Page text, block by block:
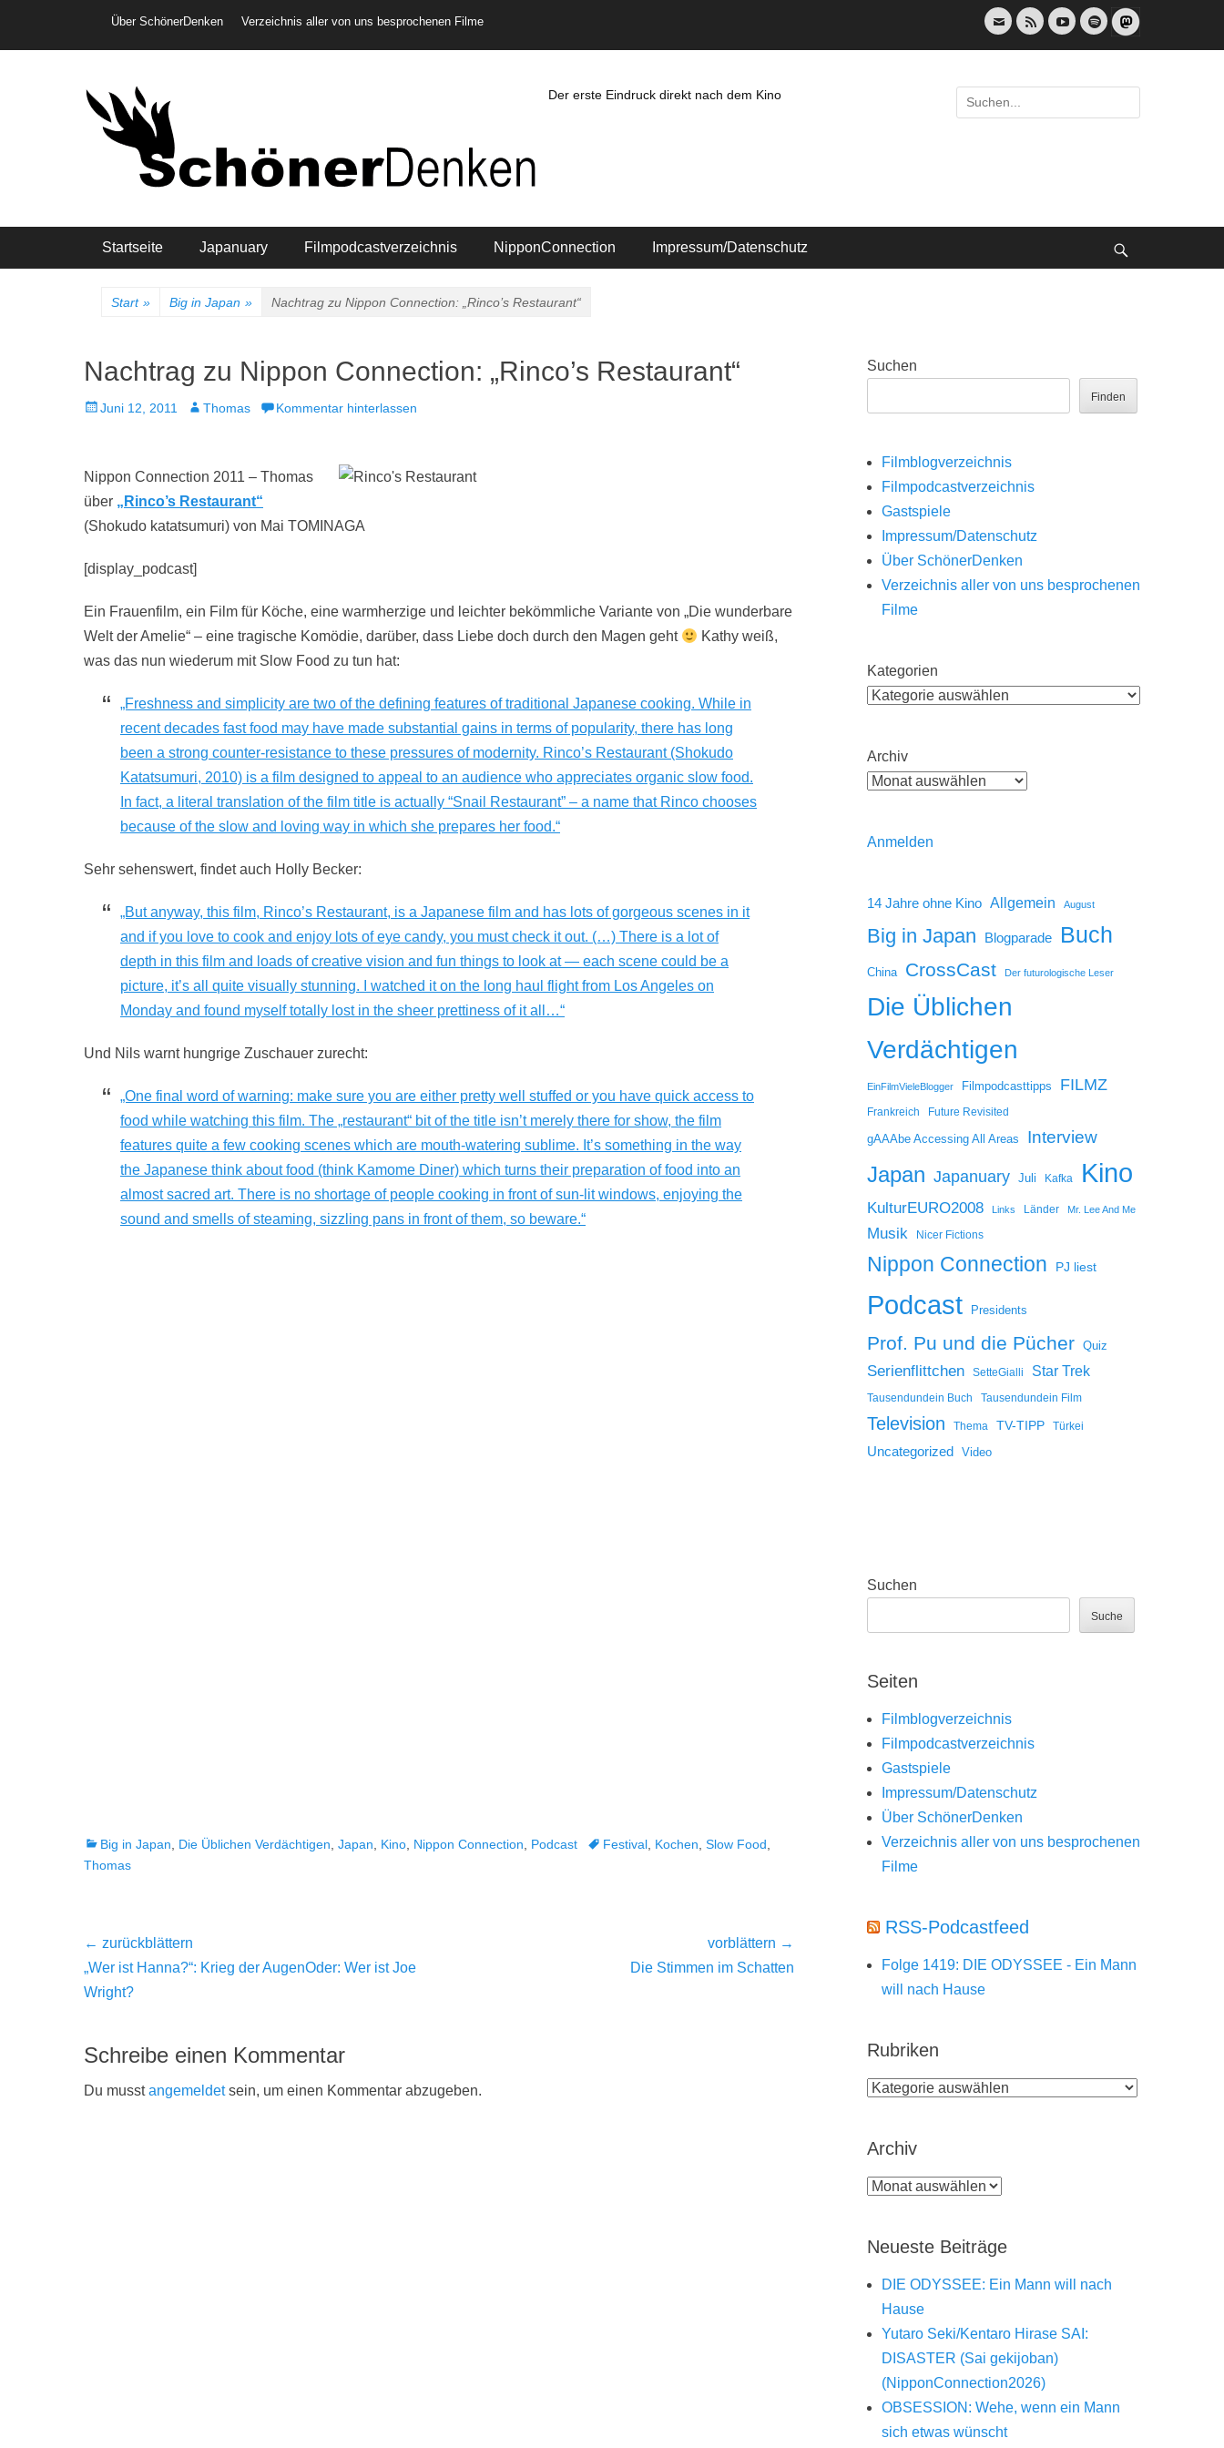
Header-Menü
Über SchönerDenken Verzeichnis aller von uns besprochenen Filme
E-
Mail
Feed YouTubeSpotify
Der erste Eindruck direkt nach dem Kino
Suche
nach:
Hauptmenü
Startseite Japanuary Filmpodcastverzeichnis NipponConnection Impressum/Datenschutz
Start » Big in Japan » Nachtrag zu Nippon Connection: „Rinco’s Restaurant“
Nachtrag zu Nippon Connection: „Rinco’s Restaurant“
Veröffentlicht
Juni 12, 2011 AutorThomas Kommentar hinterlassen
Nippon Connection 2011 – Thomas
über „Rinco’s Restaurant“
(Shokudo katatsumuri) von Mai TOMINAGA
[display_podcast]
Ein Frauenfilm, ein Film für Köche, eine warmherzige und leichter bekömmliche Variante von „Die wunderbare
Welt der Amelie“ – eine tragische Komödie, darüber, dass Liebe doch durch den Magen geht
Kathy weiß,
was das nun wiederum mit Slow Food zu tun hat:
„Freshness and simplicity are two of the defining features of traditional Japanese cooking. While in
recent decades fast food may have made substantial gains in terms of popularity, there has long
been a strong counter-resistance to these pressures of modernity. Rinco’s Restaurant (Shokudo
Katatsumuri, 2010) is a film designed to appeal to an audience who appreciates organic slow food.
In fact, a literal translation of the film title is actually “Snail Restaurant” – a name that Rinco chooses
because of the slow and loving way in which she prepares her food.“
Sehr sehenswert, findet auch Holly Becker:
„But anyway, this film, Rinco’s Restaurant, is a Japanese film and has lots of gorgeous scenes in it
and if you love to cook and enjoy lots of eye candy, you must check it out. (…) There is a lot of
depth in this film and loads of creative vision and fun things to look at — each scene could be a
picture, it’s all quite visually stunning. I watched it on the long haul flight from Los Angeles on
Monday and found myself totally lost in the sheer prettiness of it all…“
Und Nils warnt hungrige Zuschauer zurecht:
„One final word of warning: make sure you are either pretty well stuffed or you have quick access to
food while watching this film. The „restaurant“ bit of the title isn’t merely there for show, the film
features quite a few cooking scenes which are mouth-watering sublime. It’s something in the way
the Japanese think about food (think Kamome Diner) which turns their preparation of food into an
almost sacred art. There is no shortage of people cooking in front of sun-lit windows, enjoying the
sound and smells of steaming, sizzling pans in front of them, so beware.“
Kategorien
Big in Japan Die Üblichen Verdächtigen Japan Kino Nippon Connection Podcast TagsFestival Kochen Slow Food
Thomas
Beitragsnavigation
← zurückblättern
Vorheriger
Beitrag:
„Wer ist Hanna?“: Krieg der AugenOder: Wer ist Joe
Wright?
vorblättern →
Die Stimmen im Schatten
Schreibe einen Kommentar
Du musstangemeldetsein, um einen Kommentar abzugeben.
Suchen
Finden
Filmblogverzeichnis
Filmpodcastverzeichnis
Gastspiele
Impressum/Datenschutz
Über SchönerDenken
Verzeichnis aller von uns besprochenen
Filme
Kategorien
Archiv
Anmelden
14 Jahre ohne Kino Allgemein August
Big in Japan Blogparade Buch
China CrossCast Der futurologische Leser
Die Üblichen
Verdächtigen
EinFilmVieleBlogger Filmpodcasttipps FILMZ
Frankreich Future Revisited
gAAAbe Accessing All Areas Interview
Japan Japanuary Juli Kafka Kino
KulturEURO2008 Links Länder Mr. Lee And Me
Musik Nicer Fictions
Nippon Connection PJ liest
Podcast Presidents
Prof. Pu und die Pücher Quiz
Serienflittchen SetteGialli Star Trek
Tausendundein Buch Tausendundein Film
Television Thema TV-TIPP Türkei
Uncategorized Video
Suchen
Suche
Seiten
Filmblogverzeichnis
Filmpodcastverzeichnis
Gastspiele
Impressum/Datenschutz
Über SchönerDenken
Verzeichnis aller von uns besprochenen
Filme
RSS-Podcastfeed
Folge 1419: DIE ODYSSEE - Ein Mann
will nach Hause
Rubriken
Rubriken
Archiv
Archiv
Neueste Beiträge
DIE ODYSSEE: Ein Mann will nach
Hause
Yutaro Seki/Kentaro Hirase SAI:
DISASTER (Sai gekijoban)
(NipponConnection2026)
OBSESSION: Wehe, wenn ein Mann
sich etwas wünscht